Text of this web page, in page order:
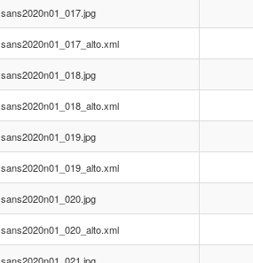
sans2020n01_017.jpg
sans2020n01_017_alto.xml
sans2020n01_018.jpg
sans2020n01_018_alto.xml
sans2020n01_019.jpg
sans2020n01_019_alto.xml
sans2020n01_020.jpg
sans2020n01_020_alto.xml